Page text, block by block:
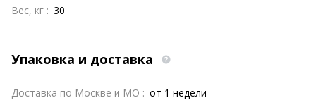
Вес, кг : 30
Упаковка и доставка
Доставка по Москве и МО : от 1 недели